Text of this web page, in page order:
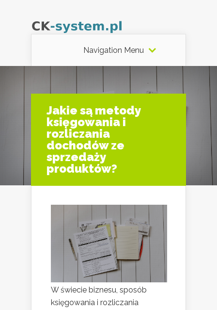
Navigation Menu
Jakie są metody
księgowania i
rozliczania
dochodów ze
sprzedaży
produktów?
W świecie biznesu, sposób
księgowania i rozliczania